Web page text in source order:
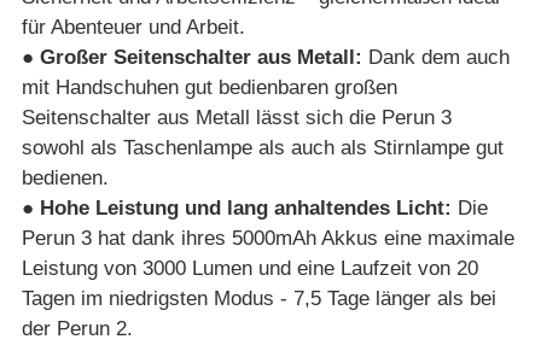
für Abenteuer und Arbeit.
● Großer Seitenschalter aus Metall: Dank dem auch
mit Handschuhen gut bedienbaren großen
Seitenschalter aus Metall lässt sich die Perun 3
sowohl als Taschenlampe als auch als Stirnlampe gut
bedienen.
● Hohe Leistung und lang anhaltendes Licht: Die
Perun 3 hat dank ihres 5000mAh Akkus eine maximale
Leistung von 3000 Lumen und eine Laufzeit von 20
Tagen im niedrigsten Modus - 7,5 Tage länger als bei
der Perun 2.